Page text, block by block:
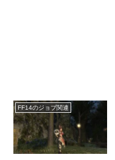
FF14のジョブ関連